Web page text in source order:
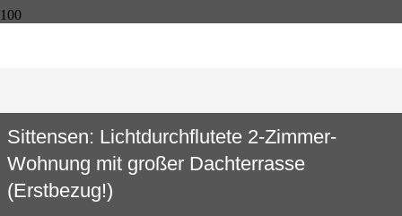
Sittensen: Lichtdurchflutete 2-Zimmer-
Wohnung mit großer Dachterrasse
(Erstbezug!)